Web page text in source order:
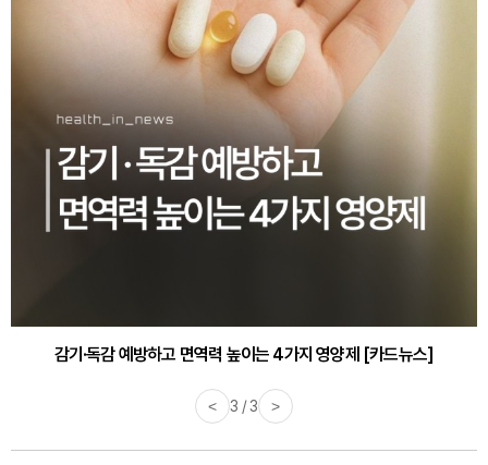
감기·독감 예방하고 면역력 높이는 4가지 영양제 [카드뉴스]
< 3 / 3 >